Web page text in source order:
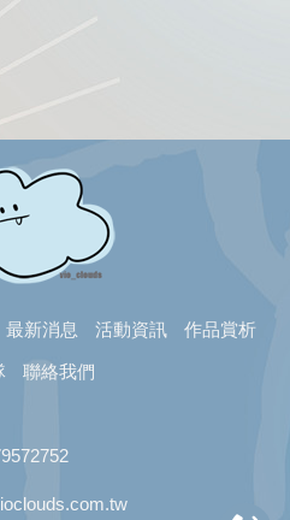
最新消息 活動資訊 作品賞析
聯絡我們